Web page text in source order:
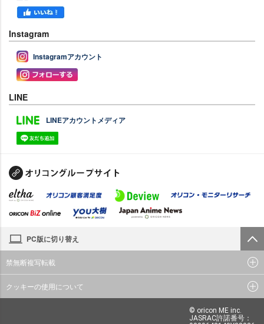
Instagram
Instagramアカウント
LINE
LINEアカウントメディア
PC版に切り替え
禁無断複写転載
クッキーの使用について
© oricon ME inc.
JASRAC許諾番号：